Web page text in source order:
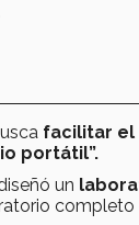
facilitar el
portátil”.
un
completo